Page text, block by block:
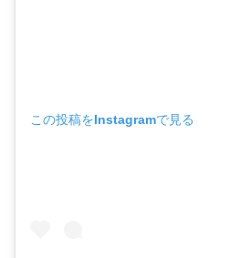
この投稿をInstagramで見る